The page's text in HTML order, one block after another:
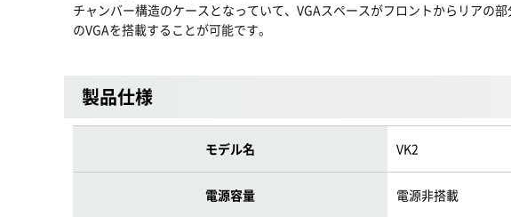
チャンバー構造のケースとなっていて、VGAスペースがフロントからリアの
のVGAを搭載することが可能です。
製品仕様
モデル名 VK2
電源容量 電源非搭載